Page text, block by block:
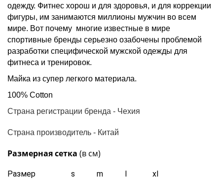
одежду. Фитнес хорош и для здоровья, и для коррекции
фигуры, им занимаются миллионы мужчин во всем
мире. Вот почему многие известные в мире
спортивные бренды серьезно озабочены проблемой
разработки специфической мужской одежды для
фитнеса и тренировок.
Майка из супер легкого материала.
100% Cotton
Страна регистрации бренда - Чехия
Страна производитель - Китай
Размерная сетка (в см)
Размер s m l xl